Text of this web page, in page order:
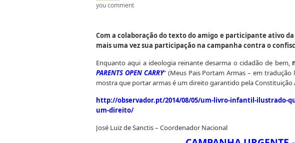
you comment
Com a colaboração do texto do amigo e participante ativo da
mais uma vez sua participação na campanha contra o
Enquanto aqui a ideologia reinante desarma o cidadão de bem,
PARENTS OPEN CARRY” (Meus Pais Portam Armas – em
mostra que portar armas é um direito garantido pela
http://observador.pt/2014/08/05/um-livro-infantil-ilustrado-
um-direito/
José Luiz de Sanctis – Coordenador Nacional